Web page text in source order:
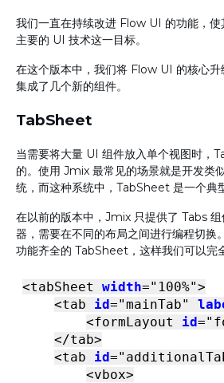
我们一直在持续改进 Flow UI 的功能，
主要的 UI 技术这一目标。
在这个版本中，我们将 Flow UI 的核心升
集成了几个新的组件。
TabSheet
当需要将大量 UI 组件放入单个视图时，
的。使用 Jmix 最常见的场景就是开发类
统，而这种系统中，TabSheet 是一个典
在以前的版本中，Jmix 只提供了 Tabs
器，需要在不同的布局之间进行编程切换
功能齐全的 TabSheet，这样我们可以完
<tabSheet width="100%">
<tab id="mainTab"
<formLayout id=
</tab>
<tab id=
<vbox>